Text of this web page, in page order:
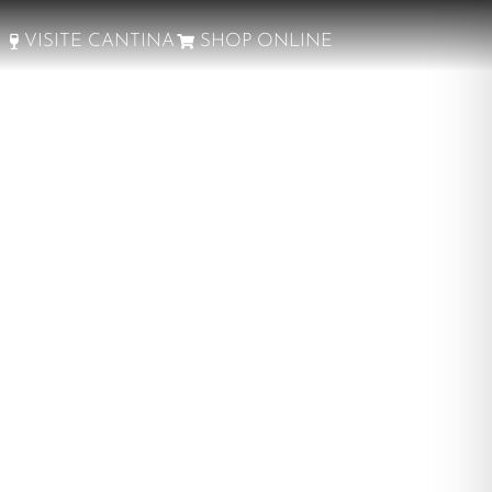
VISITE CANTINA SHOP ONLINE